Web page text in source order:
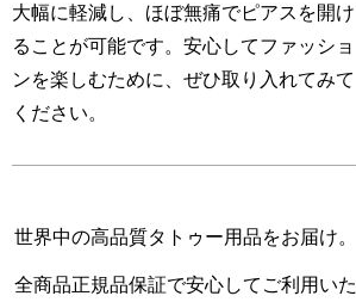
大幅に軽減し、 ほぼ無痛でピアスを開け
ることが可能です。安心してファッショ
ンを楽しむために、ぜひ取り入れてみて
ください。
世界中の高品質タトゥー用品をお届け。
全商品正規品保証で安心してご利用いた